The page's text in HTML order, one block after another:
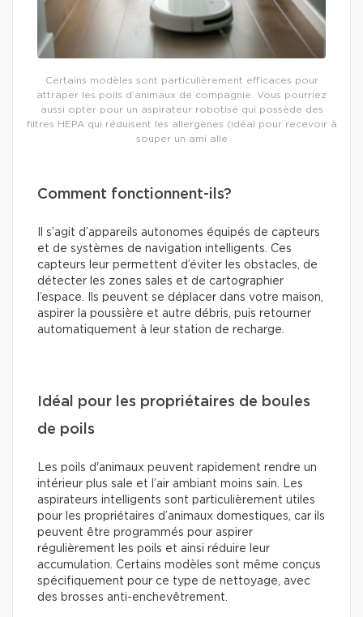
Certains modèles sont particulièrement efficaces pour
attraper les poils d’animaux de compagnie. Vous pourriez
aussi opter pour un aspirateur robotisé qui possède des
filtres HEPA qui réduisent les allergènes (idéal pour recevoir à
souper un ami alle
Comment fonctionnent-ils?
Il s’agit d’appareils autonomes équipés de capteurs
et de systèmes de navigation intelligents. Ces
capteurs leur permettent d’éviter les obstacles, de
détecter les zones sales et de cartographier
l’espace. Ils peuvent se déplacer dans votre maison,
aspirer la poussière et autre débris, puis retourner
automatiquement à leur station de recharge.
Idéal pour les propriétaires de boules
de poils
Les poils d'animaux peuvent rapidement rendre un
intérieur plus sale et l’air ambiant moins sain. Les
aspirateurs intelligents sont particulièrement utiles
pour les propriétaires d’animaux domestiques, car ils
peuvent être programmés pour aspirer
régulièrement les poils et ainsi réduire leur
accumulation. Certains modèles sont même conçus
spécifiquement pour ce type de nettoyage, avec
des brosses anti-enchevêtrement.